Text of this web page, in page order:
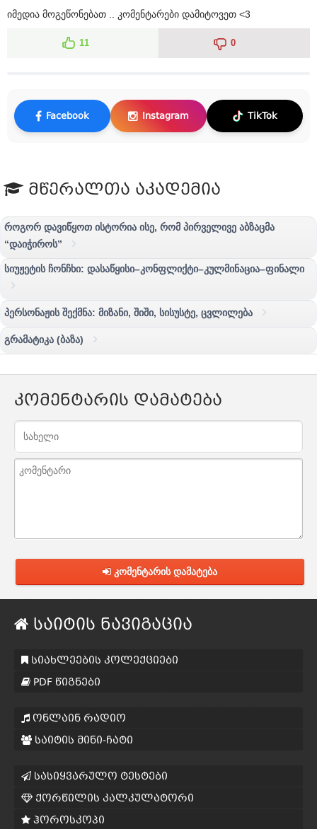
იმედია მოგეწონებათ .. კომენტარები დამიტოვეთ <3
11 0
Facebook Instagram TikTok
მწერალთა აკადემია
როგორ დავიწყოთ ისტორია ისე, რომ პირველივე აბზაცმა
“დაიჭიროს”
სიუჟეტის ჩონჩხი: დასაწყისი–კონფლიქტი–კულმინაცია–ფინალი
პერსონაჟის შექმნა: მიზანი, შიში, სისუსტე, ცვლილება
გრამატიკა (ბაზა)
კომენტარის დამატება
კომენტარის დამატება
საიტის ნავიგაცია
სიახლეების კოლექციები
PDF წიგნები
ონლაინ რადიო
საიტის მინი-ჩატი
სასიყვარულო ტესტები
ქორწილის კალკულატორი
ჰოროსკოპი